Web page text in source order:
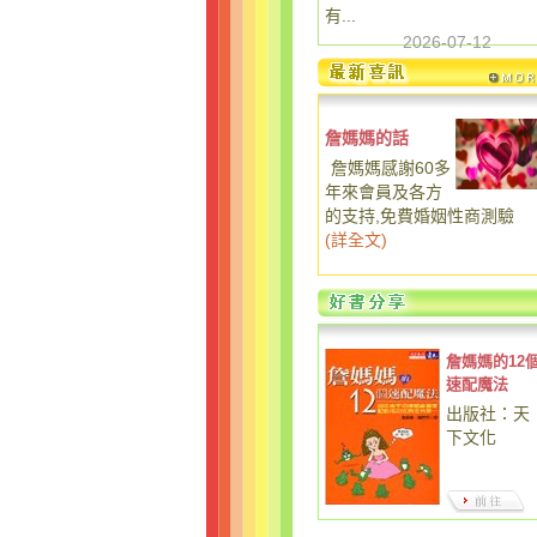
有...
2026-07-12
詹媽媽的話
詹媽媽感謝60多
年來會員及各方
的支持,免費婚姻性商測驗
(詳全文)
詹媽媽的12
速配魔法
出版社：天
下文化